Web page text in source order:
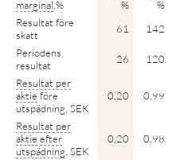
marginal ,%
%
%
Resultat före
skatt
61 142
Periodens
resultat
26 120
Resultat per
aktie före
utspädning, SEK
0,20 0,99
Resultat per
aktie efter
utspädning , SEK
0,20 0,98